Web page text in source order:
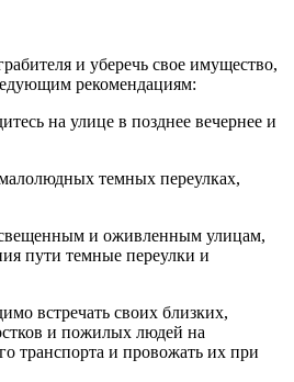
и уберечь свое имущество,
рекомендациям:
на улице в позднее вечернее и
темных переулках,
и оживленным улицам,
пути темные переулки и
встречать своих близких,
и пожилых людей на
транспорта и провожать их при